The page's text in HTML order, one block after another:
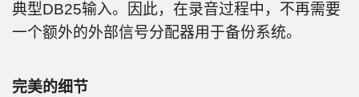
典型DB25输入。因此，在录音过程中，不再需要
一个额外的外部信号分配器用于备份系统。
完美的细节